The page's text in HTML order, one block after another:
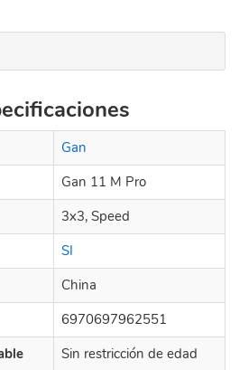
Gan
Gan 11 M Pro
3x3, Speed
SI
China
6970697962551
Sin restricción de edad